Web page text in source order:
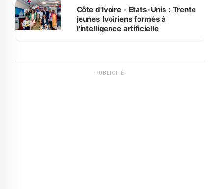
Côte d'Ivoire - Etats-Unis : Trente
jeunes Ivoiriens formés à
l'intelligence artificielle
PUBLICITÉ